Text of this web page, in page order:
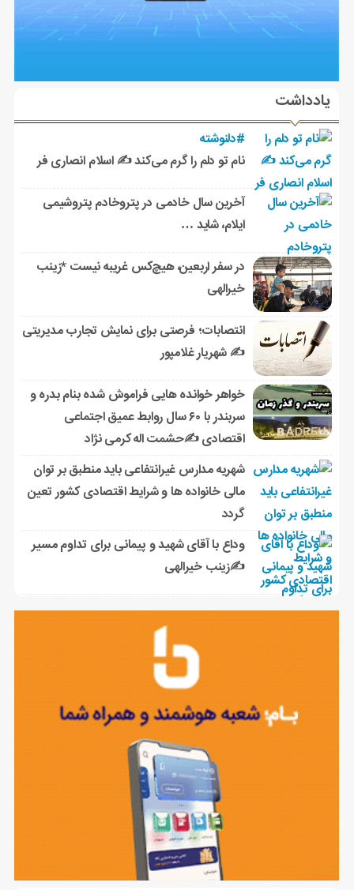
یادداشت
#دلنوشته
نام تو دلم را گرم می‌کند ✍️ اسلام انصاری فر
آخرین سال خادمی در پتروخادم پتروشیمی
ایلام، شاید …
در سفر اربعین، هیچ‌کس غریبه نیست *زینب
خیرالهی
انتصابات؛ فرصتی برای نمایش تجارب مدیریتی
✍ شهریار غلامپور
خواهر خوانده هایی فراموش شده بنام بدره و
سربندر با ۶۰ سال روابط عمیق اجتماعی
اقتصادی ✍حشمت اله کرمی نژاد
شهریه مدارس غیرانتفاعی باید منطبق بر توان
مالی خانواده ها و شرایط اقتصادی کشور تعین
گردد
وداع با آقای شهید و پیمانی برای تداوم مسیر
✍زینب خیرالهی